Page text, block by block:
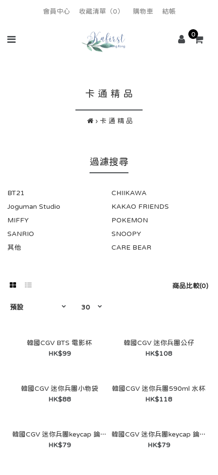
會員中心 收藏清單（0） 購物車 結帳
0
卡 通 精 品
卡 通 精 品
過濾搜尋
BT21
CHIIKAWA
Joguman Studio
KAKAO FRIENDS
MIFFY
POKEMON
SANRIO
SNOOPY
其他
CARE BEAR
商品比較(0)
韓國CGV BTS 電影杯
HK$99
韓國CGV 迷你兵團公仔
HK$108
韓國CGV 迷你兵團小物袋
HK$88
韓國CGV 迷你兵團590ml 水杯
HK$118
韓國CGV 迷你兵團keycap 鑰匙圈 (熊仔）
HK$79
韓國CGV 迷你兵團keycap 鑰匙圈 (四葉草）
HK$79